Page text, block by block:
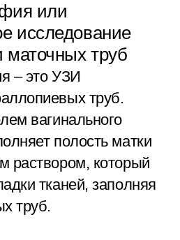
или
исследование
маточных труб
– это УЗИ
труб.
вагинального
полость матки
раствором, который
тканей, заполняя
труб.